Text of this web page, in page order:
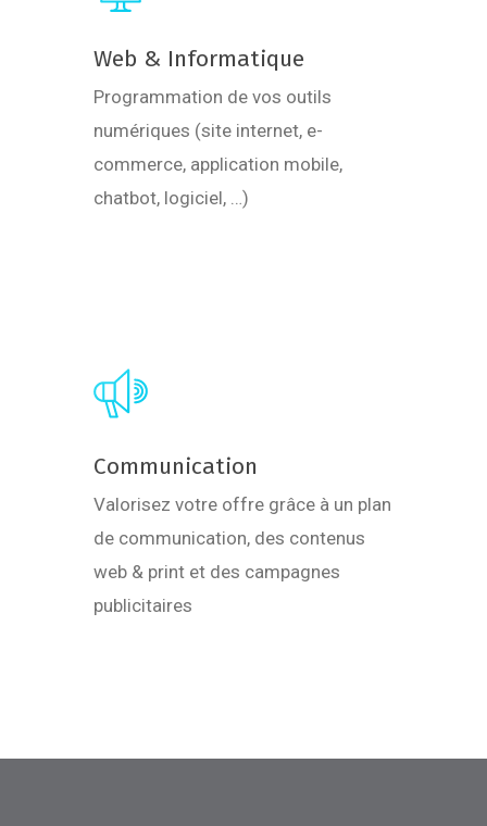
Web & Informatique
Programmation de vos outils
numériques (site internet, e-
commerce, application mobile,
chatbot, logiciel, …)
Communication
Valorisez votre offre grâce à un plan
de communication, des contenus
web & print et des campagnes
publicitaires